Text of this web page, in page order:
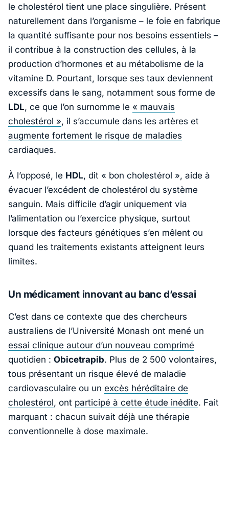
le cholestérol tient une place singulière. Présent
naturellement dans l’organisme – le foie en fabrique
la quantité suffisante pour nos besoins essentiels –
il contribue à la construction des cellules, à la
production d’hormones et au métabolisme de la
vitamine D. Pourtant, lorsque ses taux deviennent
excessifs dans le sang, notamment sous forme de
LDL, ce que l’on surnomme le « mauvais
cholestérol », il s’accumule dans les artères et
augmente fortement le risque de maladies
cardiaques.
À l’opposé, le HDL, dit « bon cholestérol », aide à
évacuer l’excédent de cholestérol du système
sanguin. Mais difficile d’agir uniquement via
l’alimentation ou l’exercice physique, surtout
lorsque des facteurs génétiques s’en mêlent ou
quand les traitements existants atteignent leurs
limites.
Un médicament innovant au banc d’essai
C’est dans ce contexte que des chercheurs
australiens de l’Université Monash ont mené un
essai clinique autour d’un nouveau comprimé
quotidien : Obicetrapib. Plus de 2 500 volontaires,
tous présentant un risque élevé de maladie
cardiovasculaire ou un excès héréditaire de
cholestérol, ont participé à cette étude inédite. Fait
marquant : chacun suivait déjà une thérapie
conventionnelle à dose maximale.